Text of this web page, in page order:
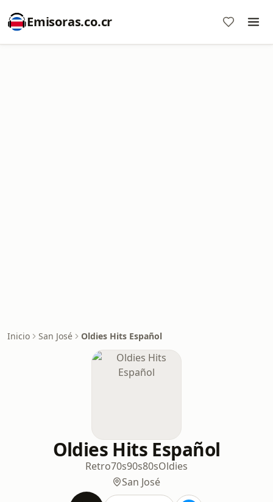
Emisoras.co.cr
Inicio San José Oldies Hits Español
Oldies Hits Español
Retro70s90s80sOldies
San José